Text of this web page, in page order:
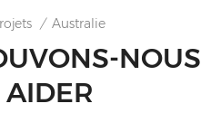
/ Australie
NOUS